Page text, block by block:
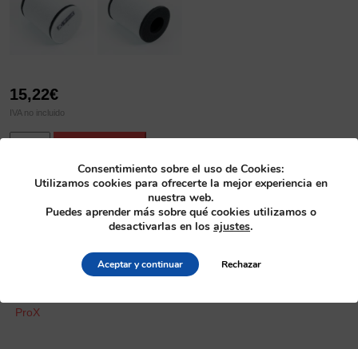
15,22€
IVA no incluido
Filtro
KFX400
Añadir al carrito Alternative:
SKU
52.44003
Filtros de aire
ProX
Consentimiento sobre el uso de Cookies:
Utilizamos cookies para ofrecerte la mejor experiencia en
nuestra web.
Puedes aprender más sobre qué cookies utilizamos o
desactivarlas en los ajustes.
Aceptar y continuar Rechazar